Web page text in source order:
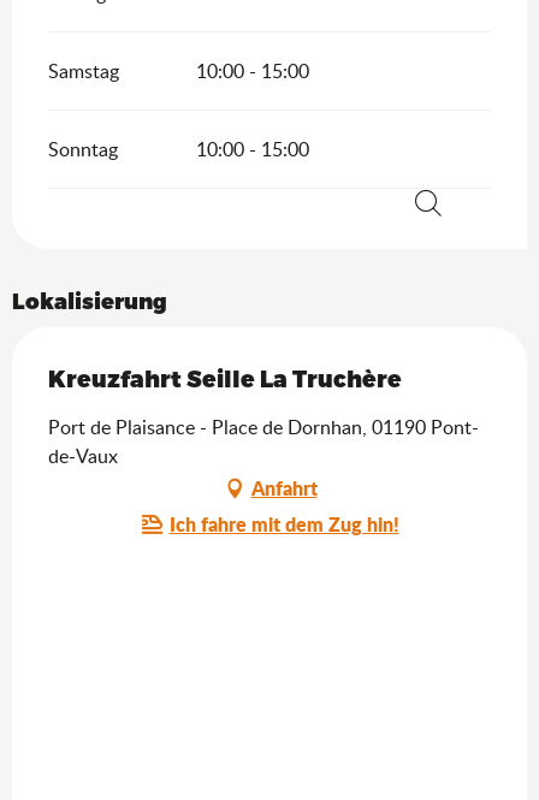
Samstag 10:00 - 15:00
Sonntag 10:00 - 15:00
Lokalisierung
Kreuzfahrt Seille La Truchère
Port de Plaisance - Place de Dornhan, 01190 Pont-
de-Vaux
Anfahrt
Ich fahre mit dem Zug hin!